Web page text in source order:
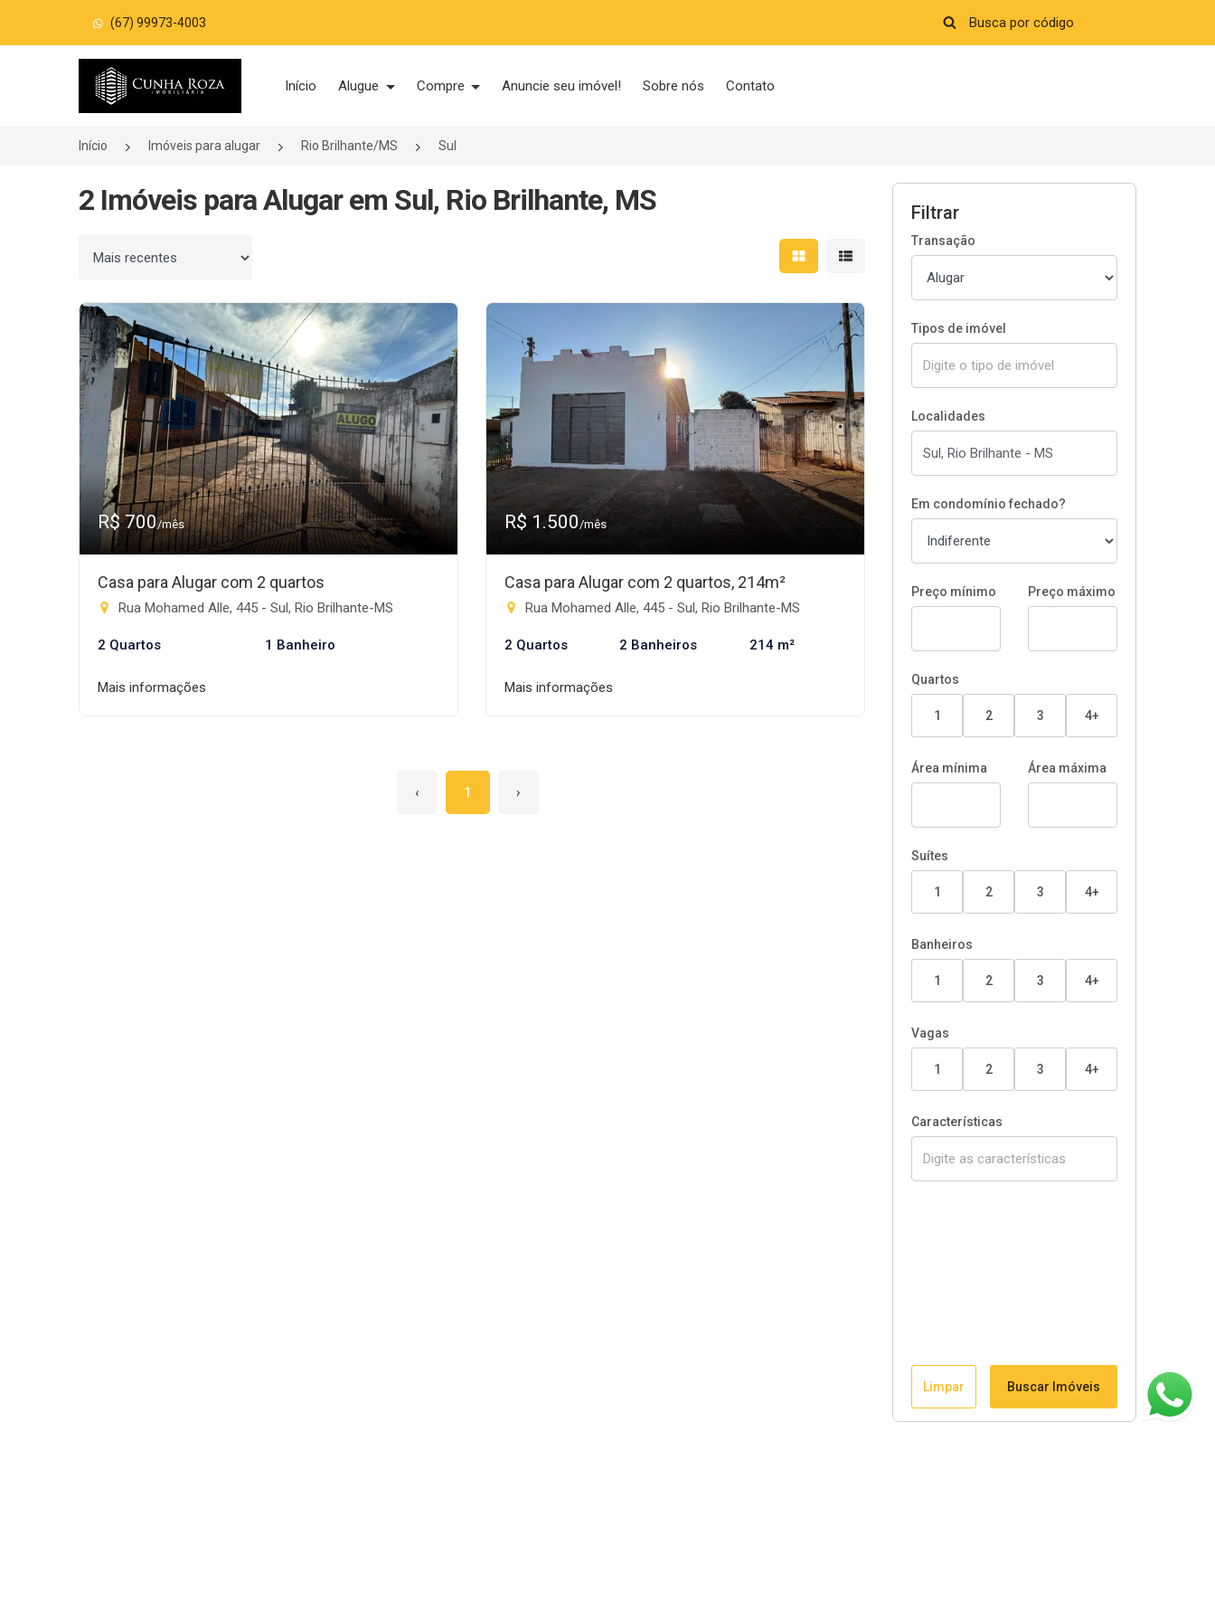
(67) 99973-4003
Página inicial
Início Alugue Compre Anuncie seu imóvel! Sobre nós Contato
Início Imóveis para alugar Rio Brilhante/MS Sul
2 Imóveis para Alugar em Sul, Rio Brilhante, MS
Ordenar por Mostrar resultados em grade
Mostrar resultados em lista
R$ 700/mês
Casa para Alugar com 2 quartos
Rua Mohamed Alle, 445 - Sul, Rio Brilhante-MS
2 Quartos 1 Banheiro
Mais informações
R$ 1.500/mês
Casa para Alugar com 2 quartos, 214m²
Rua Mohamed Alle, 445 - Sul, Rio Brilhante-MS
2 Quartos 2 Banheiros 214 m²
Mais informações
‹ 1 ›
Filtrar
Transação
Tipos de imóvel
Localidades
Em condomínio fechado?
Preço mínimo Preço máximo
Quartos
1 2 3 4+
Área mínima Área máxima
Suítes
1 2 3 4+
Banheiros
1 2 3 4+
Vagas
1 2 3 4+
Características
Limpar Buscar Imóveis